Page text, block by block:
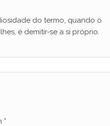
do termo, quando o
é demitir-se a si próprio.
*